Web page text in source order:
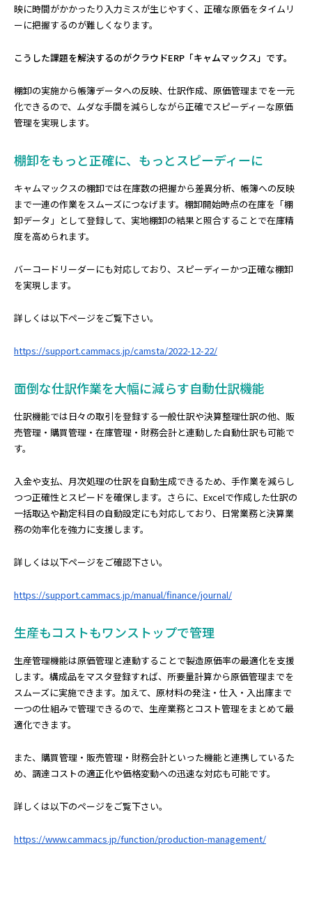
映に時間がかかったり入力ミスが生じやすく、正確な原価をタイムリ
ーに把握するのが難しくなります。
こうした課題を解決するのがクラウドERP「キャムマックス」です。
棚卸の実施から帳簿データへの反映、仕訳作成、原価管理までを一元
化できるので、ムダな手間を減らしながら正確でスピーディーな原価
管理を実現します。
棚卸をもっと正確に、もっとスピーディーに
キャムマックスの棚卸では在庫数の把握から差異分析、帳簿への反映
まで一連の作業をスムーズにつなげます。棚卸開始時点の在庫を「棚
卸データ」として登録して、実地棚卸の結果と照合することで在庫精
度を高められます。
バーコードリーダーにも対応しており、スピーディーかつ正確な棚卸
を実現します。
詳しくは以下ページをご覧下さい。
https://support.cammacs.jp/camsta/2022-12-22/
面倒な仕訳作業を大幅に減らす自動仕訳機能
仕訳機能では日々の取引を登録する一般仕訳や決算整理仕訳の他、販
売管理・購買管理・在庫管理・財務会計と連動した自動仕訳も可能で
す。
入金や支払、月次処理の仕訳を自動生成できるため、手作業を減らし
つつ正確性とスピードを確保します。さらに、Excelで作成した仕訳の
一括取込や勘定科目の自動設定にも対応しており、日常業務と決算業
務の効率化を強力に支援します。
詳しくは以下ページをご確認下さい。
https://support.cammacs.jp/manual/finance/journal/
生産もコストもワンストップで管理
生産管理機能は原価管理と連動することで製造原価率の最適化を支援
します。構成品をマスタ登録すれば、所要量計算から原価管理までを
スムーズに実施できます。加えて、原材料の発注・仕入・入出庫まで
一つの仕組みで管理できるので、生産業務とコスト管理をまとめて最
適化できます。
また、購買管理・販売管理・財務会計といった機能と連携しているた
め、調達コストの適正化や価格変動への迅速な対応も可能です。
詳しくは以下のページをご覧下さい。
https://www.cammacs.jp/function/production-management/